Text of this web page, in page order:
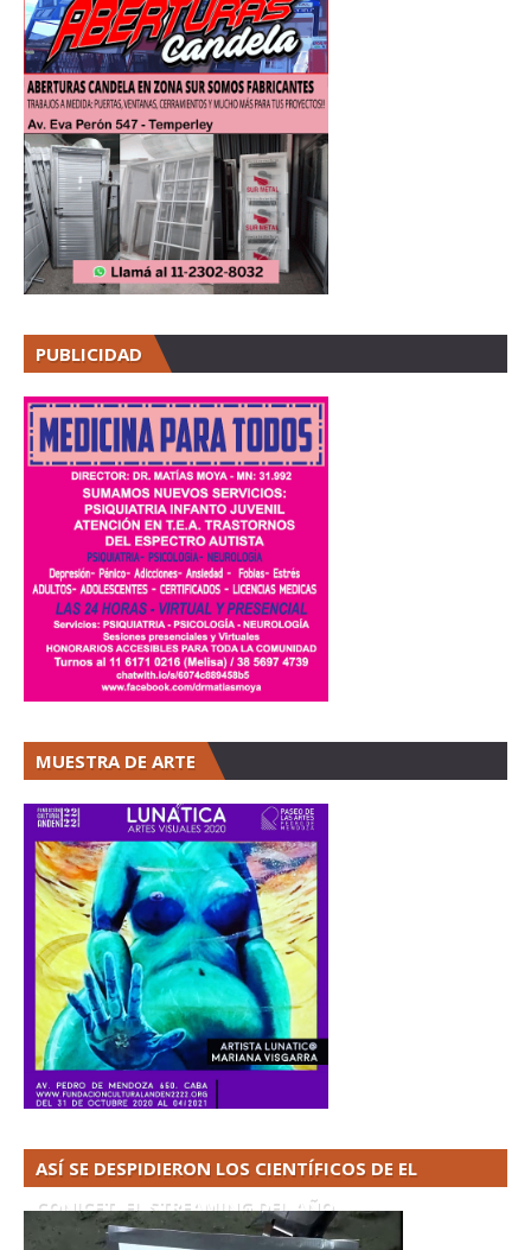
PUBLICIDAD
MUESTRA DE ARTE
ASÍ SE DESPIDIERON LOS CIENTÍFICOS DE EL
CONICET. EL STREAMING DEL AÑO